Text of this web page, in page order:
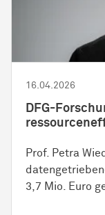
16.04.2026
DFG-
Prof. Petra
3,7 Mio. Euro